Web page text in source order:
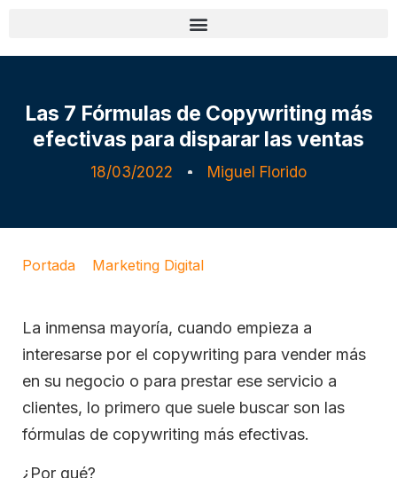
Las 7 Fórmulas de Copywriting más
efectivas para disparar las ventas
18/03/2022 Miguel Florido
Portada Marketing Digital
La inmensa mayoría, cuando empieza a
interesarse por el copywriting para vender más
en su negocio o para prestar ese servicio a
clientes, lo primero que suele buscar son las
fórmulas de copywriting más efectivas.
¿Por qué?